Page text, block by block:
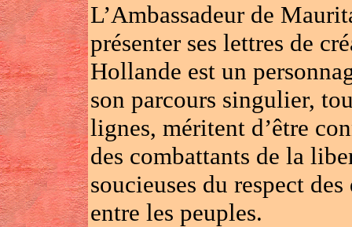
L’Ambassadeur de
présenter ses lettres de
Hollande est un
son parcours singulier,
lignes, méritent d’être
des combattants de la
soucieuses du respect
entre les peuples.